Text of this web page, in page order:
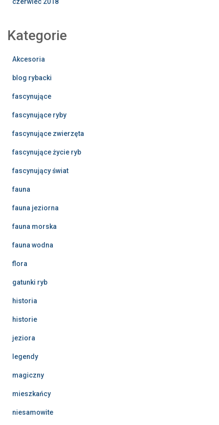
Kategorie
Akcesoria
blog rybacki
fascynujące
fascynujące ryby
fascynujące zwierzęta
fascynujące życie ryb
fascynujący świat
fauna
fauna jeziorna
fauna morska
fauna wodna
flora
gatunki ryb
historia
historie
jeziora
legendy
magiczny
mieszkańcy
niesamowite